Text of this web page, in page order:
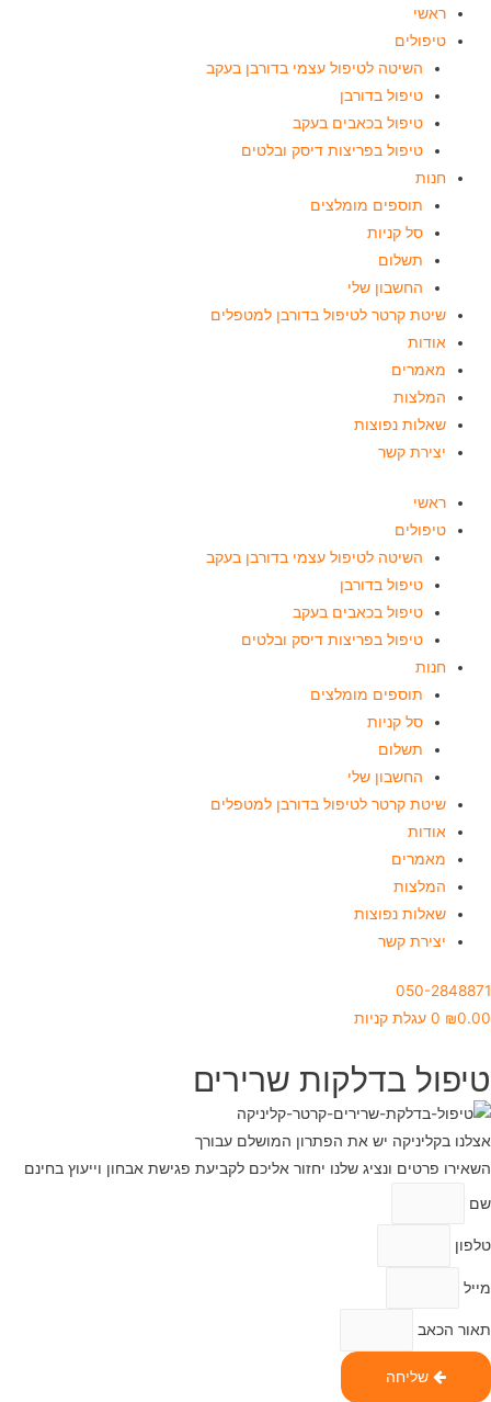
ראשי
טיפולים
השיטה לטיפול עצמי בדורבן בעקב
טיפול בדורבן
טיפול בכאבים בעקב
טיפול בפריצות דיסק ובלטים
חנות
תוספים מומלצים
סל קניות
תשלום
החשבון שלי
שיטת קרטר לטיפול בדורבן למטפלים
אודות
מאמרים
המלצות
שאלות נפוצות
יצירת קשר
ראשי
טיפולים
השיטה לטיפול עצמי בדורבן בעקב
טיפול בדורבן
טיפול בכאבים בעקב
טיפול בפריצות דיסק ובלטים
חנות
תוספים מומלצים
סל קניות
תשלום
החשבון שלי
שיטת קרטר לטיפול בדורבן למטפלים
אודות
מאמרים
המלצות
שאלות נפוצות
יצירת קשר
050-2848871
₪0.00
0 עגלת קניות
טיפול בדלקות שרירים
אצלנו בקליניקה יש את הפתרון המושלם עבורך
השאירו פרטים ונציג שלנו יחזור אליכם לקביעת פגישת אבחון וייעוץ בחינם
שם
טלפון
מייל
תאור הכאב
שליחה